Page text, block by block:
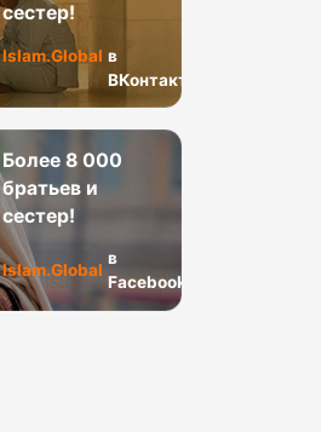
сестер!
Islam.Global в
ВКонтакте
Более 8 000
братьев и
сестер!
Islam.Global
в
Facebook